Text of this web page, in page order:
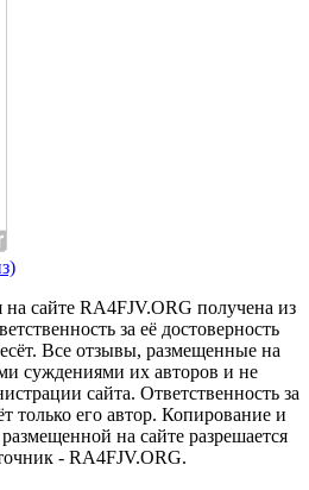
сайте RA4FJV.ORG получена из
за её достоверность
Все отзывы, размещенные на
суждениями их авторов и не
сайта. Ответственность за
только его автор. Копирование и
на сайте разрешается
- RA4FJV.ORG.